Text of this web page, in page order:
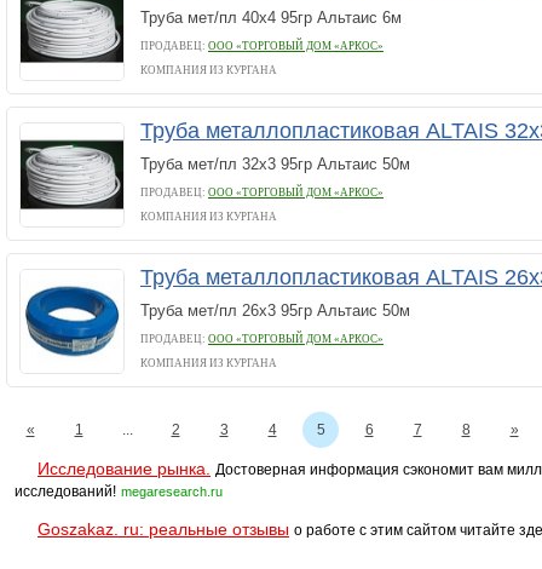
Труба мет/пл 40х4 95гр Альтаис 6м
ПРОДАВЕЦ: ООО «ТОРГОВЫЙ ДОМ «АРКОС»
КОМПАНИЯ ИЗ КУРГАНА
Труба металлопластиковая ALTAIS
Труба мет/пл 32х3 95гр Альтаис 50м
ПРОДАВЕЦ: ООО «ТОРГОВЫЙ ДОМ «АРКОС»
КОМПАНИЯ ИЗ КУРГАНА
Труба металлопластиковая ALTAIS
Труба мет/пл 26х3 95гр Альтаис 50м
ПРОДАВЕЦ: ООО «ТОРГОВЫЙ ДОМ «АРКОС»
КОМПАНИЯ ИЗ КУРГАНА
« 1 ... 2 3 4 5 6 7 8 »
Исследование рынка.
Достоверная информация сэкономит вам
исследований! megaresearch.ru
Goszakaz. ru: реальные отзывы о работе с этим сайтом читайте